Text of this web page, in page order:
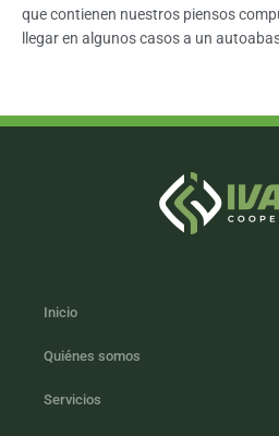
que contienen nuestros piensos
llegar en algunos casos a un
Inicio
Quiénes somos
Servicios